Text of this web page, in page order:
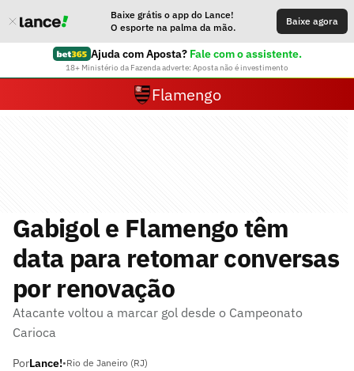
Baixe grátis o app do Lance!
O esporte na palma da mão.
Baixe agora
Ajuda com Aposta? Fale com o assistente.
18+ Ministério da Fazenda adverte: Aposta não é investimento
Flamengo
Gabigol e Flamengo têm
data para retomar conversas
por renovação
Atacante voltou a marcar gol desde o Campeonato
Carioca
PorLance!•Rio de Janeiro (RJ)